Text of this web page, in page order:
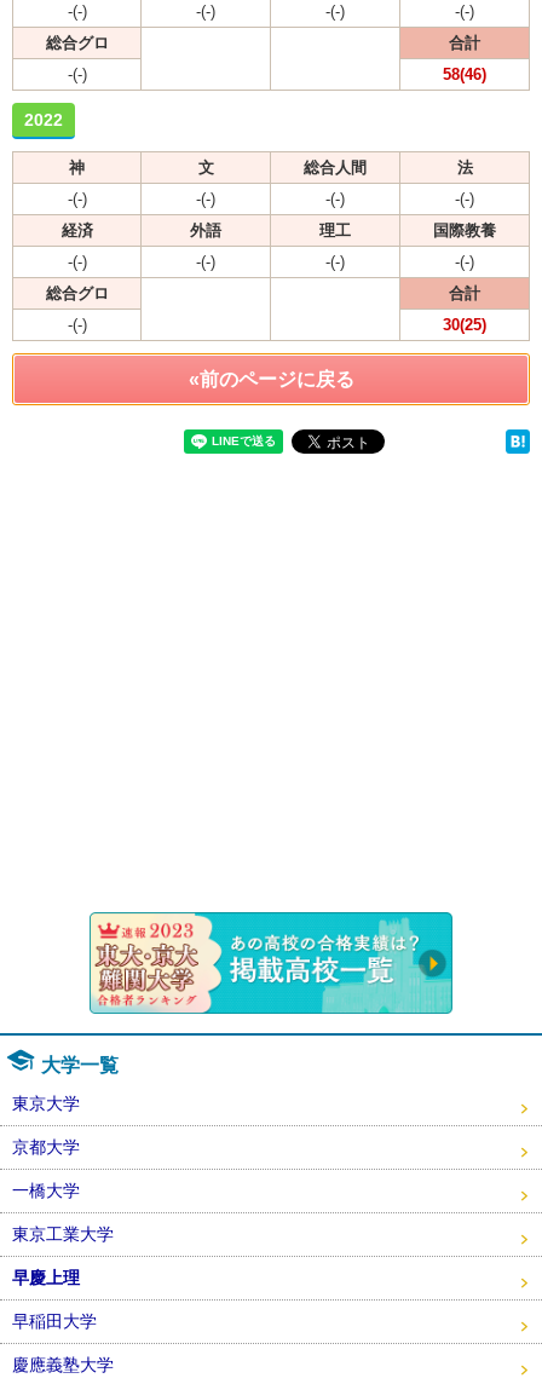
-(-)
-(-) -(-)
-(-)
総合グロ
合計
-(-)
58(46)
2022
神 文 総合人間
法
-(-)
-(-) -(-)
-(-)
経済
外語 理工
国際教養
-(-)
-(-) -(-)
-(-)
総合グロ
合計
-(-)
30(25)
«前のページに戻る
大学一覧
東京大学
京都大学
一橋大学
東京工業大学
早慶上理
早稲田大学
慶應義塾大学